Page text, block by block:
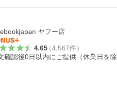
ebookjapan ヤフー店
4.65（4,567件）
確認後0日以内にご提供（休業日を除